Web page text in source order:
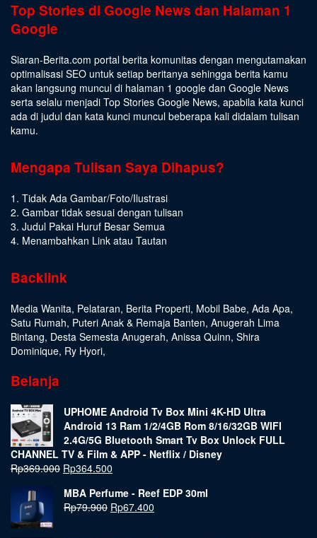
Top Stories di Google News dan Halaman 1
Google
Siaran-Berita.com portal berita komunitas dengan mengutamakan
optimalisasi SEO untuk setiap beritanya sehingga berita kamu
akan langsung muncul di halaman 1 google dan Google News
serta selalu menjadi Top Stories Google News, apabila kata kunci
ada di judul dan kata kunci muncul beberapa kali didalam tulisan
kamu.
Mengapa Tulisan Saya Dihapus?
1. Tidak Ada Gambar/Foto/Ilustrasi
2. Gambar tidak sesuai dengan tulisan
3. Judul Pakai Huruf Besar Semua
4. Menambahkan Link atau Tautan
Backlink
Media Wanita, Pelataran, Berita Properti, Mobil Babe, Ada Apa,
Satu Rumah, Puteri Anak & Remaja Banten, Anugerah Lima
Bintang, Desta Semesta Anugerah, Anissa Quinn, Shira
Dominique, Ry Hyori,
Belanja
UPHOME Android Tv Box Mini 4K-HD Ultra
Android 13 Ram 1/2/4GB Rom 8/16/32GB WIFI
2.4G/5G Bluetooth Smart Tv Box Unlock FULL
CHANNEL TV & Film & APP - Netflix / Disney
Rp369.000 Rp364.500
MBA Perfume - Reef EDP 30ml
Rp79.900 Rp67.400